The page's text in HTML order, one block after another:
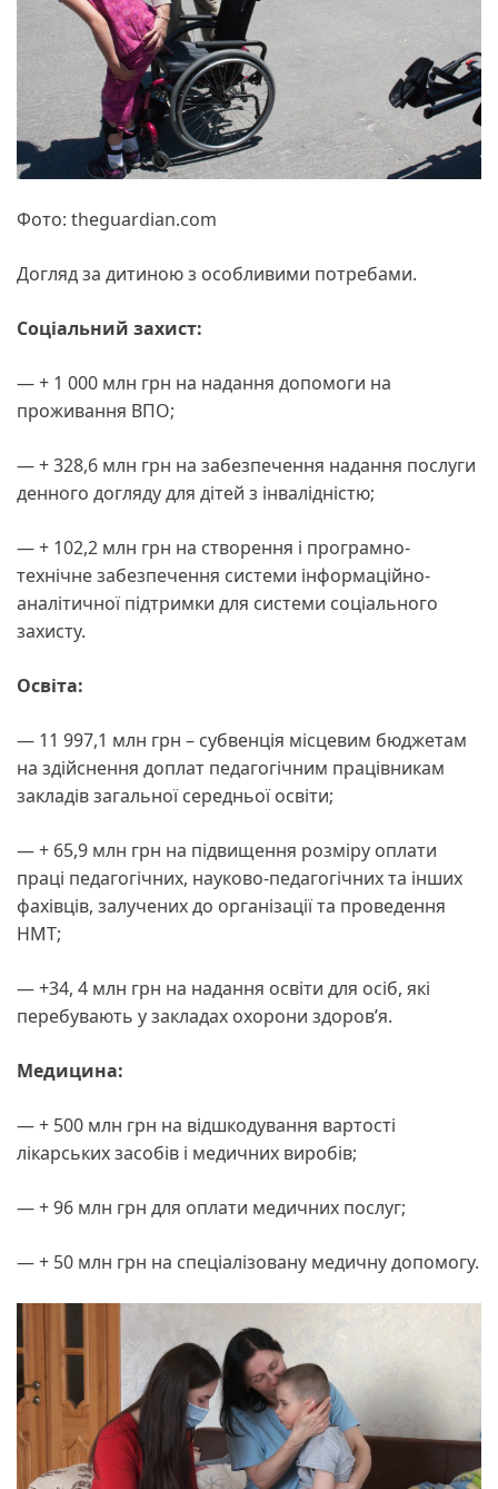
Фото: theguardian.com
Догляд за дитиною з особливими потребами.
Соціальний захист:
— + 1 000 млн грн на надання допомоги на
проживання ВПО;
— + 328,6 млн грн на забезпечення надання послуги
денного догляду для дітей з інвалідністю;
— + 102,2 млн грн на створення і програмно-
технічне забезпечення системи інформаційно-
аналітичної підтримки для системи соціального
захисту.
Освіта:
— 11 997,1 млн грн – субвенція місцевим бюджетам
на здійснення доплат педагогічним працівникам
закладів загальної середньої освіти;
— + 65,9 млн грн на підвищення розміру оплати
праці педагогічних, науково-педагогічних та інших
фахівців, залучених до організації та проведення
НМТ;
— +34, 4 млн грн на надання освіти для осіб, які
перебувають у закладах охорони здоров’я.
Медицина:
— + 500 млн грн на відшкодування вартості
лікарських засобів і медичних виробів;
— + 96 млн грн для оплати медичних послуг;
— + 50 млн грн на спеціалізовану медичну допомогу.